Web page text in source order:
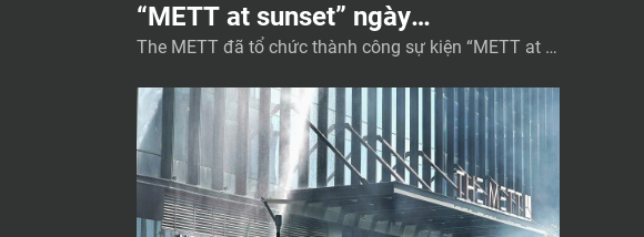
“METT at sunset” ngày
28/11/2024
The METT đã tổ chức thành công sự kiện “METT at S
1/24. Chúng tôi xin chân thành cảm ơn tất cả quý Qu
an Khách đã tham dự và giúp cho sự kiện thành công
rực rỡ. Hội thảo đã cung cấp những thông tin về giá tr
ị về […]